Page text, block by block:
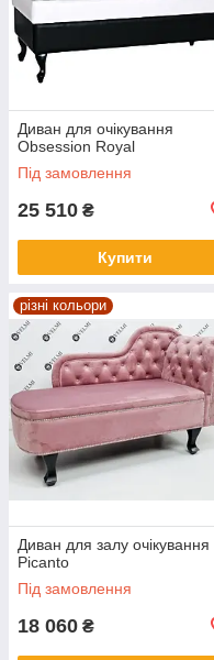
Диван для очікування
Obsession Royal
Під замовлення
25 510 ₴
Купити
різні кольори
Диван для залу очікування
Picanto
Під замовлення
18 060 ₴